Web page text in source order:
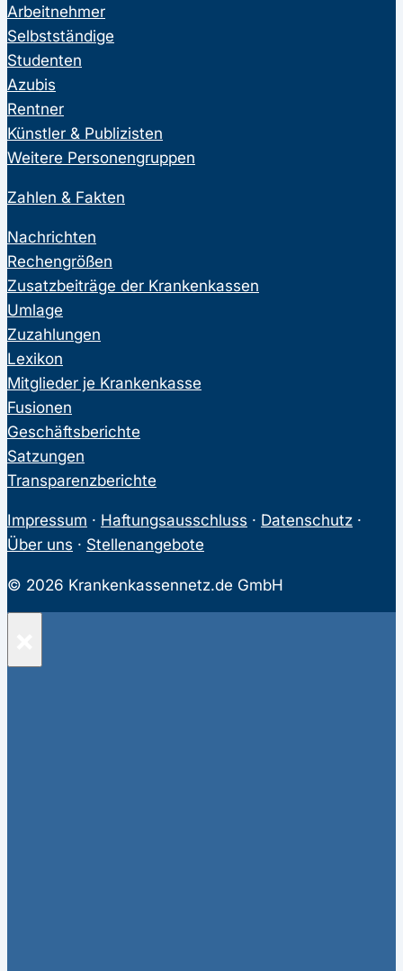
Arbeitnehmer
Selbstständige
Studenten
Azubis
Rentner
Künstler & Publizisten
Weitere Personengruppen
Zahlen & Fakten
Nachrichten
Rechengrößen
Zusatzbeiträge der Krankenkassen
Umlage
Zuzahlungen
Lexikon
Mitglieder je Krankenkasse
Fusionen
Geschäftsberichte
Satzungen
Transparenzberichte
Impressum · Haftungsausschluss · Datenschutz ·
Über uns · Stellenangebote
© 2026 Krankenkassennetz.de GmbH